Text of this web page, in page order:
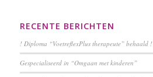
RECENTE BERICHTEN
! Diploma “VoetreflexPlus therapeute” behaald !
Gespecialiseerd in “Omgaan met kinderen”